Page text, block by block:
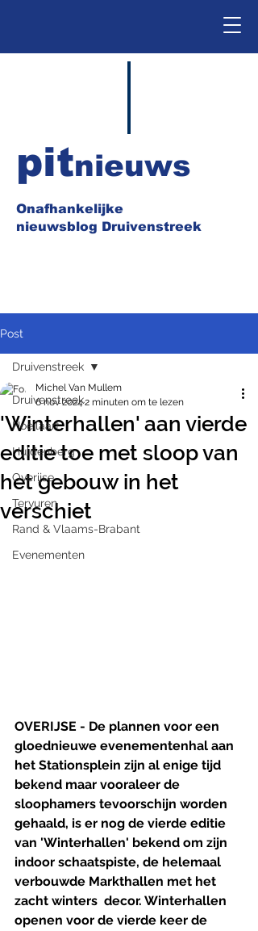
Onafhankelijke
nieuwsblog Druivenstreek
pitnieuws
Post
Druivenstreek
Hoeilaart
Huldenberg
Overijse
Tervuren
Rand & Vlaams-Brabant
Evenementen
Druivenstreek
'Winterhallen' aan vierde
editie toe met sloop van
het gebouw in het
verschiet
Michel Van Mullem
6 nov 20242 minuten om te lezen
OVERIJSE - De plannen voor een
gloednieuwe evenementenhal aan
het Stationsplein zijn al enige tijd
bekend maar vooraleer de
sloophamers tevoorschijn worden
gehaald, is er nog de vierde editie
van 'Winterhallen' bekend om zijn
indoor schaatspiste, de helemaal
verbouwde Markthallen met het
zacht winters  decor. Winterhallen
openen voor de vierde keer de